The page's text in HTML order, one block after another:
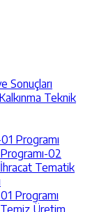
Sonuçları
Teknik
Programı
02
İhracat Tematik
Programı
Temiz Üretim